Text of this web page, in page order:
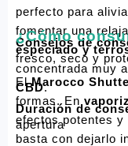
Consejos de
fresco, seco y
Duración de
apertura
perfecto para
fomentar una
especiado y
CBD.
¿Cómo
El Marocco
formas. En
efectos potentes y
basta con dejarlo